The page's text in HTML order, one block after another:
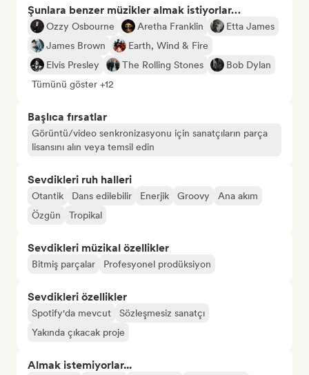
Şunlara benzer müzikler almak istiyorlar…
Ozzy Osbourne Aretha Franklin
Etta James
James Brown
Earth, Wind & Fire
Elvis Presley
The Rolling Stones
Bob Dylan
Tümünü göster +12
Başlıca fırsatlar
Görüntü/video senkronizasyonu için sanatçıların parça
lisansını alın veya temsil edin
Sevdikleri ruh halleri
Otantik Dans edilebilir Enerjik Groovy
Ana akım
Özgün
Tropikal
Sevdikleri müzikal özellikler
Bitmiş parçalar Profesyonel prodüksiyon
Sevdikleri özellikler
Spotify'da mevcut
Sözleşmesiz sanatçı
Yakında çıkacak proje
Almak istemiyorlar...